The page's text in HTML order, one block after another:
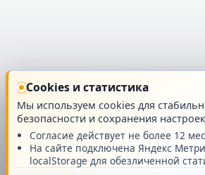
Cookies и статистика
Мы используем cookies для
безопасности и сохранения
Согласие действует не более 12
На сайте подключена Яндекс
localStorage для обезличенной